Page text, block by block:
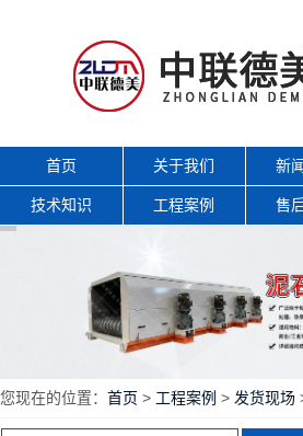
首页 关于我们 新
技术知识 工程案例 售
您现在的位置： 首页 > 工程案例 > 发货现场